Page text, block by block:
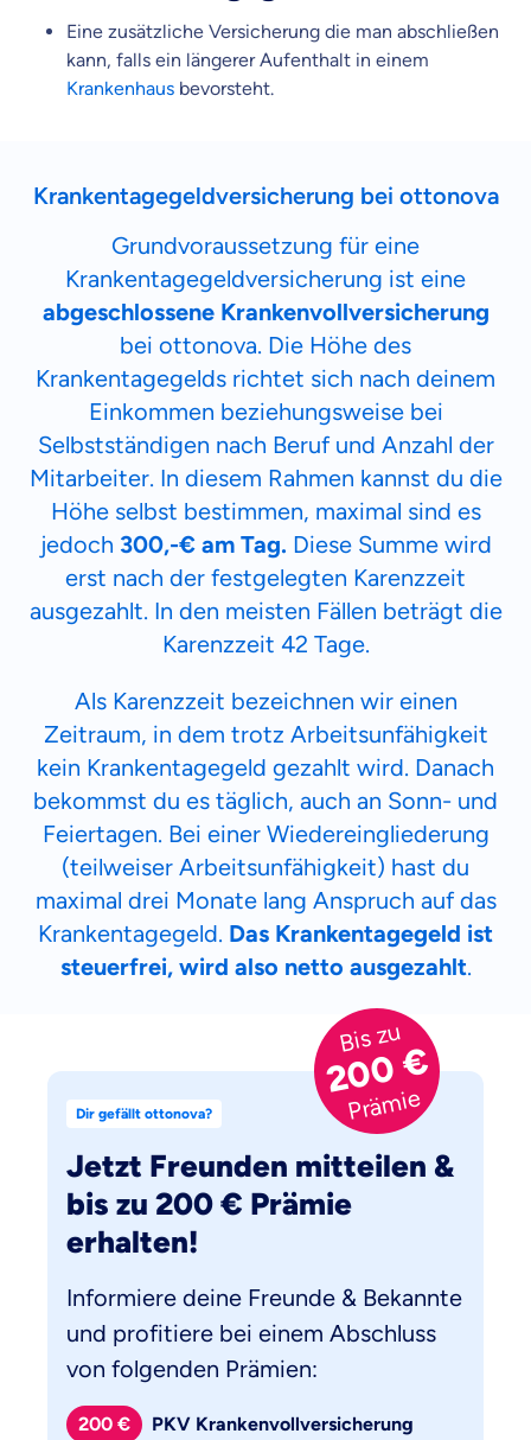
Eine zusätzliche Versicherung die man abschließen
kann, falls ein längerer Aufenthalt in einem
Krankenhaus bevorsteht.
Krankentagegeldversicherung bei ottonova
Grundvoraussetzung für eine
Krankentagegeldversicherung ist eine
abgeschlossene Krankenvollversicherung
bei ottonova. Die Höhe des
Krankentagegelds richtet sich nach deinem
Einkommen beziehungsweise bei
Selbstständigen nach Beruf und Anzahl der
Mitarbeiter. In diesem Rahmen kannst du die
Höhe selbst bestimmen, maximal sind es
jedoch 300,-€ am Tag. Diese Summe wird
erst nach der festgelegten Karenzzeit
ausgezahlt. In den meisten Fällen beträgt die
Karenzzeit 42 Tage.
Als Karenzzeit bezeichnen wir einen
Zeitraum, in dem trotz Arbeitsunfähigkeit
kein Krankentagegeld gezahlt wird. Danach
bekommst du es täglich, auch an Sonn- und
Feiertagen. Bei einer Wiedereingliederung
(teilweiser Arbeitsunfähigkeit) hast du
maximal drei Monate lang Anspruch auf das
Krankentagegeld. Das Krankentagegeld ist
steuerfrei, wird also netto ausgezahlt.
Dir gefällt ottonova?
Jetzt Freunden mitteilen &
bis zu 200 € Prämie
erhalten!
Informiere deine Freunde & Bekannte
und profitiere bei einem Abschluss
von folgenden Prämien:
200 € PKV Krankenvollversicherung
Bis zu
200 €
Prämie